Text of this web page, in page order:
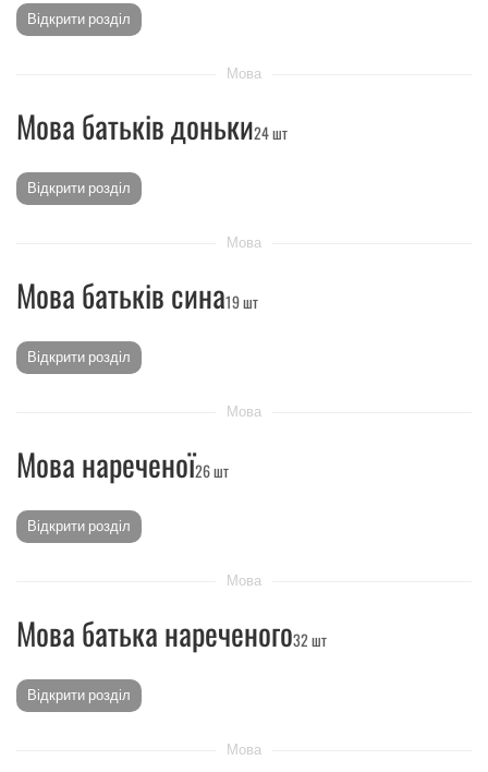
Відкрити розділ
Мова
Мова батьків доньки24 шт
Відкрити розділ
Мова
Мова батьків сина19 шт
Відкрити розділ
Мова
Мова нареченої26 шт
Відкрити розділ
Мова
Мова батька нареченого32 шт
Відкрити розділ
Мова